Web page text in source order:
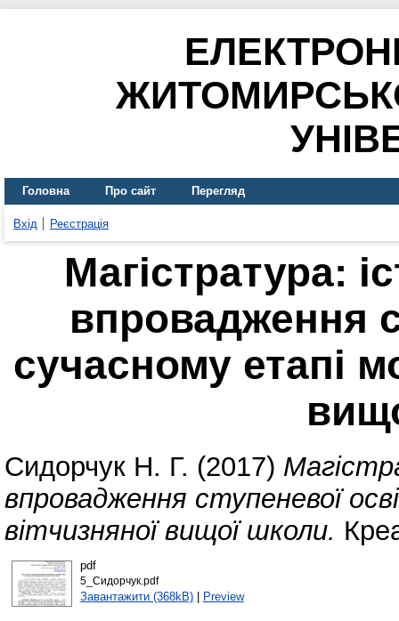
Головна Про сайт Перегляд
Вхід Реєстрація
Магістратура:
впровадження
сучасному етапі
Сидорчук Н. Г. (2017)
впровадження ступеневої
вітчизняної вищої школи.
pdf
5_Сидорчук.pdf
Завантажити (368kB)| Preview